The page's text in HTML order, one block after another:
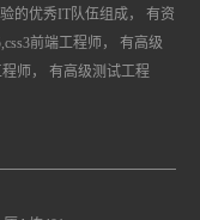
的优秀IT队伍组成， 有资
前端工程师， 有高级
师， 有高级测试工程